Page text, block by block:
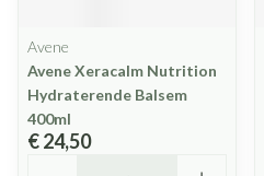
Avene
Avene Xeracalm Nutrition
Hydraterende Balsem
400ml
€ 24,50